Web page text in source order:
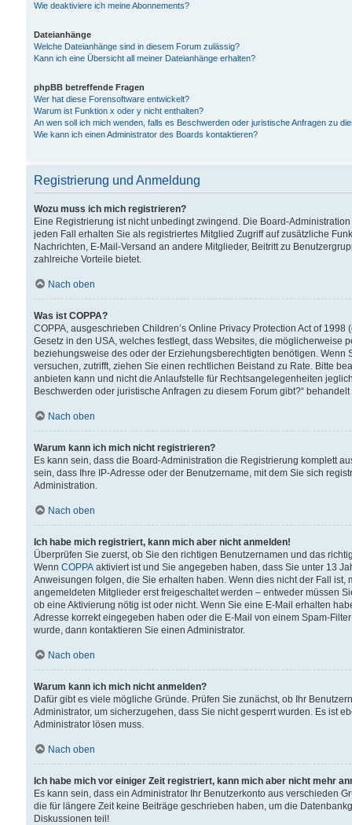
Wie deaktiviere ich meine Abonnements?
Dateianhänge
Welche Dateianhänge sind in diesem Forum zulässig?
Kann ich eine Übersicht all meiner Dateianhänge erhalten?
phpBB betreffende Fragen
Wer hat diese Forensoftware entwickelt?
Warum ist Funktion x oder y nicht enthalten?
An wen soll ich mich wenden, falls es Beschwerden oder juristische Anfragen zu
Wie kann ich einen Administrator des Boards kontaktieren?
Registrierung und Anmeldung
Wozu muss ich mich registrieren?
Eine Registrierung ist nicht unbedingt zwingend. Die Board-
jeden Fall erhalten Sie als registriertes Mitglied Zugriff auf zusätzliche
Nachrichten, E-Mail-Versand an andere Mitglieder, Beitritt zu
zahlreiche Vorteile bietet.
Nach oben
Was ist COPPA?
COPPA, ausgeschrieben Children’s Online Privacy Protection Act of
Gesetz in den USA, welches festlegt, dass Websites, die
beziehungsweise des oder der Erziehungsberechtigten benötigen.
versuchen, zutrifft, ziehen Sie einen rechtlichen Beistand zu Rate. Bitte
anbieten kann und nicht die Anlaufstelle für Rechtsangelegenheiten
Beschwerden oder juristische Anfragen zu diesem Forum gibt?“
Nach oben
Warum kann ich mich nicht registrieren?
Es kann sein, dass die Board-Administration die Registrierung komplett
sein, dass Ihre IP-Adresse oder der Benutzername, mit dem Sie sich
Administration.
Nach oben
Ich habe mich registriert, kann mich aber nicht anmelden!
Überprüfen Sie zuerst, ob Sie den richtigen Benutzernamen und das
Wenn COPPA aktiviert ist und Sie angegeben haben, dass Sie unter 13
Anweisungen folgen, die Sie erhalten haben. Wenn dies nicht der Fall
angemeldeten Mitglieder erst freigeschaltet werden – entweder müssen
ob eine Aktivierung nötig ist oder nicht. Wenn Sie eine E-Mail erhalten
Adresse korrekt eingegeben haben oder die E-Mail von einem Spam-
wurde, dann kontaktieren Sie einen Administrator.
Nach oben
Warum kann ich mich nicht anmelden?
Dafür gibt es viele mögliche Gründe. Prüfen Sie zunächst, ob Ihr
Administrator, um sicherzugehen, dass Sie nicht gesperrt wurden. Es ist
Administrator lösen muss.
Nach oben
Ich habe mich vor einiger Zeit registriert, kann mich aber nicht mehr
Es kann sein, dass ein Administrator Ihr Benutzerkonto aus verschieden
die für längere Zeit keine Beiträge geschrieben haben, um die
Diskussionen teil!